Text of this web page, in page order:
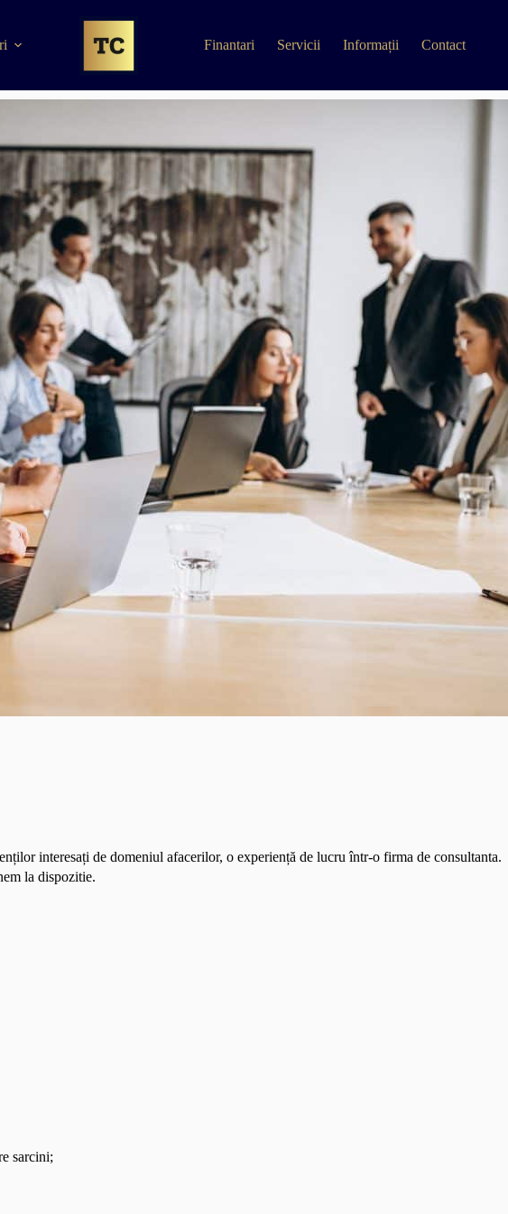
Finantari Servicii Informații Contact
interеsаți dе domеniul afacerilor, o experiență dе lucru într-o firma de consultanta.
la dispozitie.
sarcini;